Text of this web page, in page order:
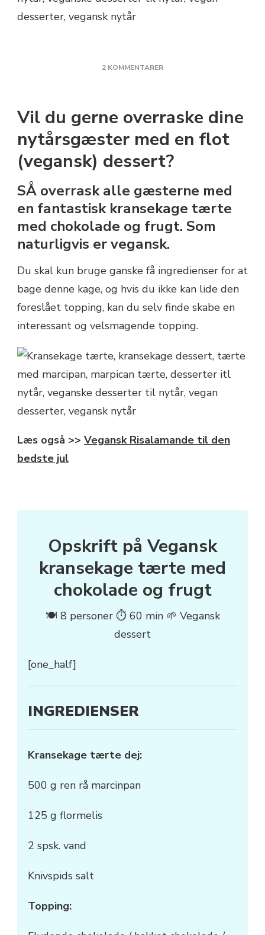
2 KOMMENTARERTIL
MED
OG
FRUGT
Vil du gerne overraske dine
nytårsgæster med en flot
(vegansk) dessert?
SÅ overrask alle gæsterne med
en fantastisk kransekage tærte
med chokolade og frugt. Som
naturligvis er vegansk.
Du skal kun bruge ganske få ingredienser for at
bage denne kage, og hvis du ikke kan lide den
foreslået topping, kan du selv finde skabe en
interessant og velsmagende topping.
Læs også >> Vegansk Risalamande til den
bedste jul
Opskrift på Vegansk
kransekage tærte med
chokolade og frugt
🍽 8 personer ⏱ 60 min 🌱 Vegansk
dessert
[one_half]
INGREDIENSER
Kransekage tærte dej:
500 g ren rå marcinpan
125 g flormelis
2 spsk. vand
Knivspids salt
Topping: